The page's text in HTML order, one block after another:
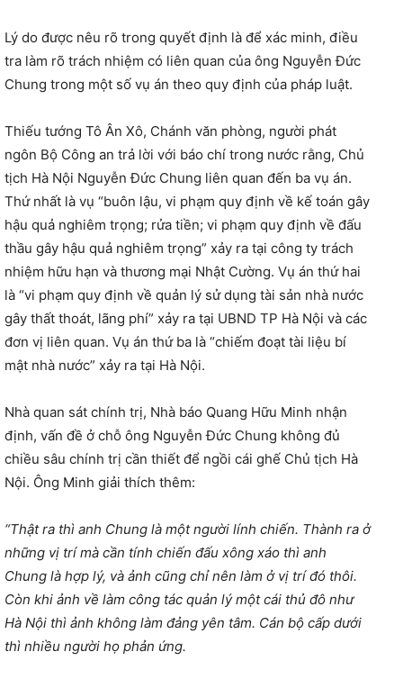
Lý do được nêu rõ trong quyết định là để xác minh, điều
tra làm rõ trách nhiệm có liên quan của ông Nguyễn Đức
Chung trong một số vụ án theo quy định của pháp luật.
Thiếu tướng Tô Ân Xô, Chánh văn phòng, người phát
ngôn Bộ Công an trả lời với báo chí trong nước rằng, Chủ
tịch Hà Nội Nguyễn Đức Chung liên quan đến ba vụ án.
Thứ nhất là vụ “buôn lậu, vi phạm quy định về kế toán gây
hậu quả nghiêm trọng; rửa tiền; vi phạm quy định về đấu
thầu gây hậu quả nghiêm trọng” xảy ra tại công ty trách
nhiệm hữu hạn và thương mại Nhật Cường. Vụ án thứ hai
là “vi phạm quy định về quản lý sử dụng tài sản nhà nước
gây thất thoát, lãng phí” xảy ra tại UBND TP Hà Nội và các
đơn vị liên quan. Vụ án thứ ba là “chiếm đoạt tài liệu bí
mật nhà nước” xảy ra tại Hà Nội.
Nhà quan sát chính trị, Nhà báo Quang Hữu Minh nhận
định, vấn đề ở chỗ ông Nguyễn Đức Chung không đủ
chiều sâu chính trị cần thiết để ngồi cái ghế Chủ tịch Hà
Nội. Ông Minh giải thích thêm:
“Thật ra thì anh Chung là một người lính chiến. Thành ra ở
những vị trí mà cần tính chiến đấu xông xáo thì anh
Chung là hợp lý, và ảnh cũng chỉ nên làm ở vị trí đó thôi.
Còn khi ảnh về làm công tác quản lý một cái thủ đô như
Hà Nội thì ảnh không làm đảng yên tâm. Cán bộ cấp dưới
thì nhiều người họ phản ứng.